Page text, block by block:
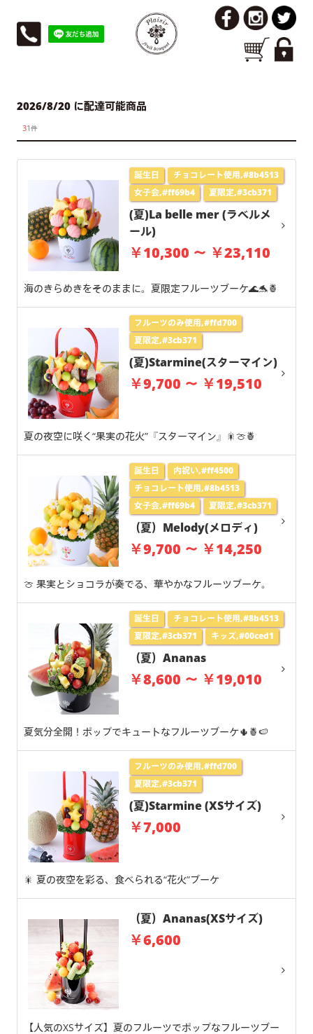
2026/8/20 に配達可能商品
31件
誕生日
チョコレート使用,#8b4513
女子会,#ff69b4
夏限定,#3cb371
(夏)La belle mer (ラベルメ
ール)
￥10,300 ～ ￥23,110
海のきらめきをそのままに。夏限定フルーツブーケ🌊🐬🍍
フルーツのみ使用,#ffd700
夏限定,#3cb371
(夏)Starmine(スターマイン)
￥9,700 ～ ￥19,510
夏の夜空に咲く“果実の花火”『スターマイン』🎇🍈🍍
誕生日
内祝い,#ff4500
チョコレート使用,#8b4513
女子会,#ff69b4
夏限定,#3cb371
（夏）Melody(メロディ)
￥9,700 ～ ￥14,250
🍈 果実とショコラが奏でる、華やかなフルーツブーケ。
誕生日
チョコレート使用,#8b4513
夏限定,#3cb371
キッズ,#00ced1
（夏）Ananas
￥8,600 ～ ￥19,010
夏気分全開！ポップでキュートなフルーツブーケ🌵🍍🍉
フルーツのみ使用,#ffd700
夏限定,#3cb371
(夏)Starmine (XSサイズ)
￥7,000
🎇 夏の夜空を彩る、食べられる“花火”ブーケ
（夏）Ananas(XSサイズ)
￥6,600
【人気のXSサイズ】夏のフルーツでポップなフルーツブー